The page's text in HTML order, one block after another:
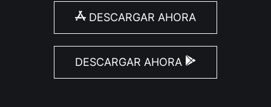
DESCARGAR AHORA
DESCARGAR AHORA